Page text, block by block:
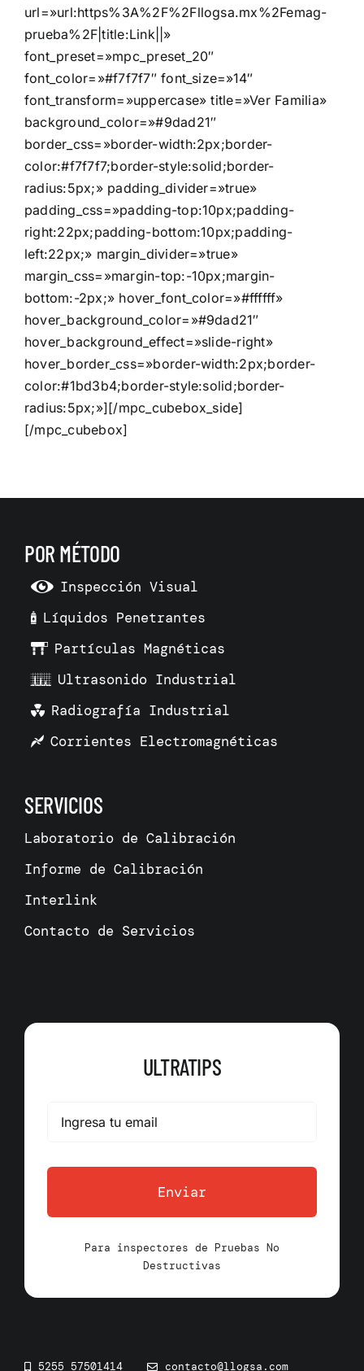
url=»url:https%3A%2F%2Fllogsa.mx%2Femag-
prueba%2F|title:Link||»
font_preset=»mpc_preset_20″
font_color=»#f7f7f7″ font_size=»14″
font_transform=»uppercase» title=»Ver Familia»
background_color=»#9dad21″
border_css=»border-width:2px;border-
color:#f7f7f7;border-style:solid;border-
radius:5px;» padding_divider=»true»
padding_css=»padding-top:10px;padding-
right:22px;padding-bottom:10px;padding-
left:22px;» margin_divider=»true»
margin_css=»margin-top:-10px;margin-
bottom:-2px;» hover_font_color=»#ffffff»
hover_background_color=»#9dad21″
hover_background_effect=»slide-right»
hover_border_css=»border-width:2px;border-
color:#1bd3b4;border-style:solid;border-
radius:5px;»][/mpc_cubebox_side]
[/mpc_cubebox]
POR MÉTODO
Inspección Visual
Líquidos Penetrantes
Partículas Magnéticas
Ultrasonido Industrial
Radiografía Industrial
Corrientes Electromagnéticas
SERVICIOS
Laboratorio de Calibración
Informe de Calibración
Interlink
Contacto de Servicios
ULTRATIPS
Enviar
Para inspectores de Pruebas No
Destructivas
5255 57501414 contacto@llogsa.com